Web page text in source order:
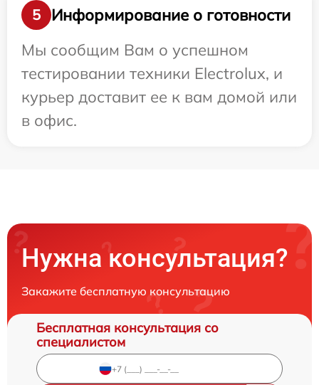
5
Информирование о готовности
Мы сообщим Вам о успешном
тестировании техники Electrolux, и
курьер доставит ее к вам домой или
в офис.
Нужна консультация?
Закажите бесплатную консультацию
Бесплатная консультация со
специалистом